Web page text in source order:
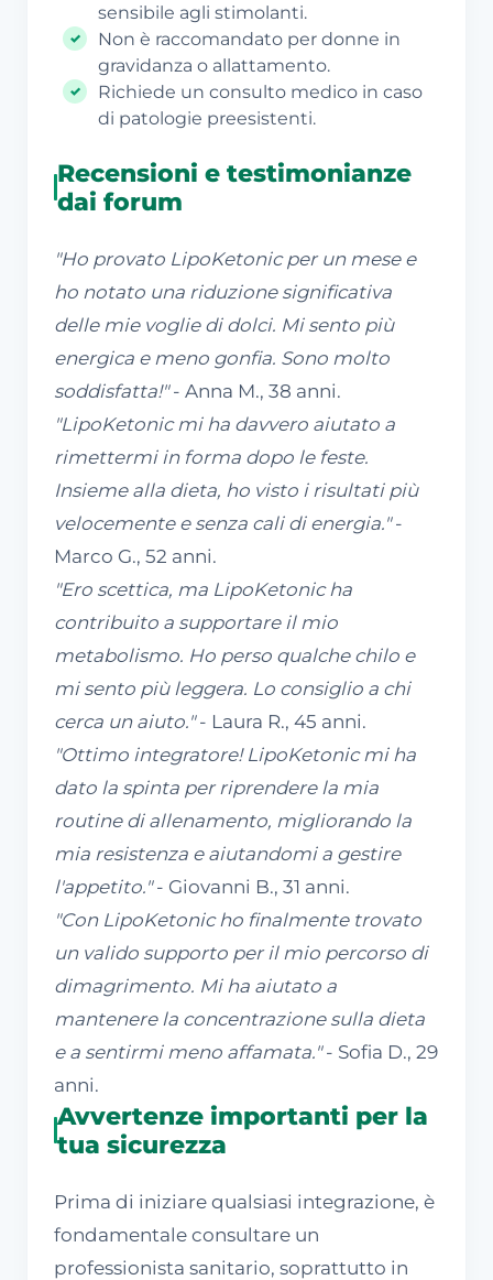
sensibile agli stimolanti.
Non è raccomandato per donne in
gravidanza o allattamento.
Richiede un consulto medico in caso
di patologie preesistenti.
Recensioni e testimonianze
dai forum
"Ho provato LipoKetonic per un mese e
ho notato una riduzione significativa
delle mie voglie di dolci. Mi sento più
energica e meno gonfia. Sono molto
soddisfatta!"- Anna M., 38 anni.
"LipoKetonic mi ha davvero aiutato a
rimettermi in forma dopo le feste.
Insieme alla dieta, ho visto i risultati più
velocemente e senza cali di energia."-
Marco G., 52 anni.
"Ero scettica, ma LipoKetonic ha
contribuito a supportare il mio
metabolismo. Ho perso qualche chilo e
mi sento più leggera. Lo consiglio a chi
cerca un aiuto."- Laura R., 45 anni.
"Ottimo integratore! LipoKetonic mi ha
dato la spinta per riprendere la mia
routine di allenamento, migliorando la
mia resistenza e aiutandomi a gestire
l'appetito."- Giovanni B., 31 anni.
"Con LipoKetonic ho finalmente trovato
un valido supporto per il mio percorso di
dimagrimento. Mi ha aiutato a
mantenere la concentrazione sulla dieta
e a sentirmi meno affamata."- Sofia D., 29
anni.
Avvertenze importanti per la
tua sicurezza
Prima di iniziare qualsiasi integrazione, è
fondamentale consultare un
professionista sanitario, soprattutto in